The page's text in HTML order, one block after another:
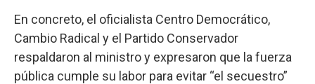
En concreto, el oficialista Centro Democrático,
Cambio Radical y el Partido Conservador
respaldaron al ministro y expresaron que la fuerza
pública cumple su labor para evitar “el secuestro”